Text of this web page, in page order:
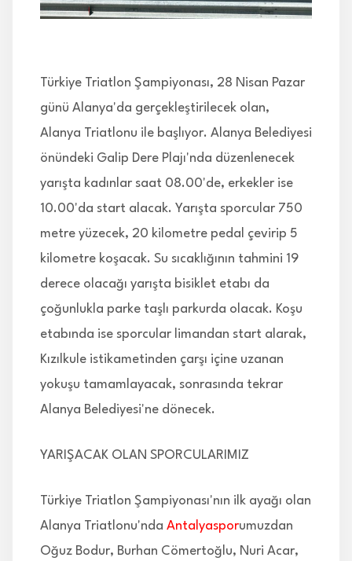
Türkiye Triatlon Şampiyonası, 28 Nisan Pazar
günü Alanya'da gerçekleştirilecek olan,
Alanya Triatlonu ile başlıyor. Alanya Belediyesi
önündeki Galip Dere Plajı'nda düzenlenecek
yarışta kadınlar saat 08.00'de, erkekler ise
10.00'da start alacak. Yarışta sporcular 750
metre yüzecek, 20 kilometre pedal çevirip 5
kilometre koşacak. Su sıcaklığının tahmini 19
derece olacağı yarışta bisiklet etabı da
çoğunlukla parke taşlı parkurda olacak. Koşu
etabında ise sporcular limandan start alarak,
Kızılkule istikametinden çarşı içine uzanan
yokuşu tamamlayacak, sonrasında tekrar
Alanya Belediyesi'ne dönecek.
YARIŞACAK OLAN SPORCULARIMIZ
Türkiye Triatlon Şampiyonası'nın ilk ayağı olan
Alanya Triatlonu'nda Antalyasporumuzdan
Oğuz Bodur, Burhan Cömertoğlu, Nuri Acar,